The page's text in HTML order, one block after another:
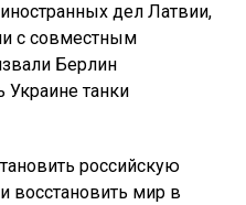
дел Латвии,
с совместным
Берлин
Украине танки
российскую
восстановить мир в